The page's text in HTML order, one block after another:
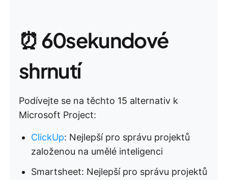
⏰ 60sekundové
shrnutí
Podívejte se na těchto 15 alternativ k
Microsoft Project:
ClickUp: Nejlepší pro správu projektů
založenou na umělé inteligenci
Smartsheet: Nejlepší pro správu projektů